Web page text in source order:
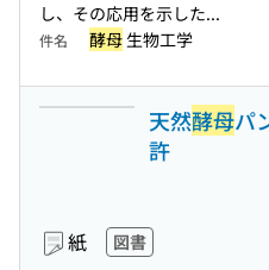
し、その応用を示した...
件名 酵母 生物工学
天然酵母パ
許
紙 図書